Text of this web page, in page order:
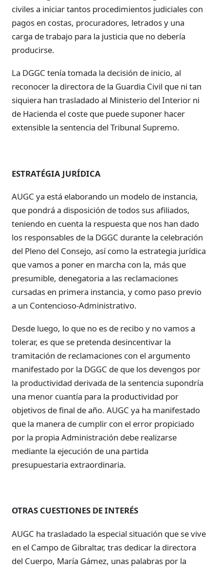
civiles a iniciar tantos procedimientos judiciales con
pagos en costas, procuradores, letrados y una
carga de trabajo para la justicia que no debería
producirse.
La DGGC tenía tomada la decisión de inicio, al
reconocer la directora de la Guardia Civil que ni tan
siquiera han trasladado al Ministerio del Interior ni
de Hacienda el coste que puede suponer hacer
extensible la sentencia del Tribunal Supremo.
ESTRATÉGIA JURÍDICA
AUGC ya está elaborando un modelo de instancia,
que pondrá a disposición de todos sus afiliados,
teniendo en cuenta la respuesta que nos han dado
los responsables de la DGGC durante la celebración
del Pleno del Consejo, así como la estrategia jurídica
que vamos a poner en marcha con la, más que
presumible, denegatoria a las reclamaciones
cursadas en primera instancia, y como paso previo
a un Contencioso-Administrativo.
Desde luego, lo que no es de recibo y no vamos a
tolerar, es que se pretenda desincentivar la
tramitación de reclamaciones con el argumento
manifestado por la DGGC de que los devengos por
la productividad derivada de la sentencia supondría
una menor cuantía para la productividad por
objetivos de final de año. AUGC ya ha manifestado
que la manera de cumplir con el error propiciado
por la propia Administración debe realizarse
mediante la ejecución de una partida
presupuestaria extraordinaria.
OTRAS CUESTIONES DE INTERÉS
AUGC ha trasladado la especial situación que se vive
en el Campo de Gibraltar, tras dedicar la directora
del Cuerpo, María Gámez, unas palabras por la